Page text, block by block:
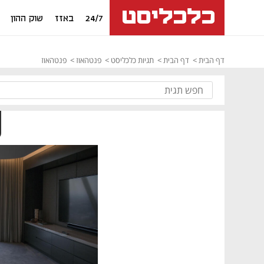
24/7 באזז שוק ההון
דף הבית דף הבית תגיות כלכליסט פנטהאוז פנטהאוז